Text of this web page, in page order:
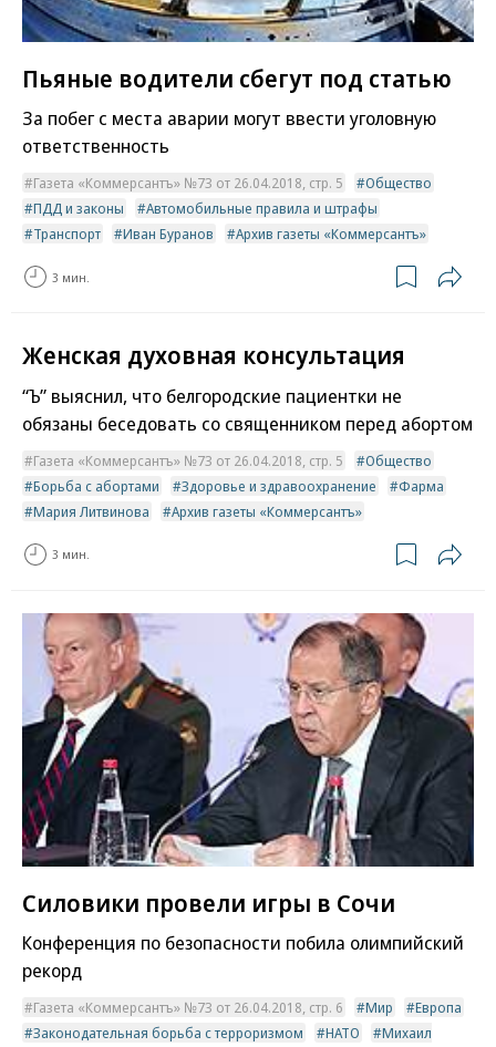
Пьяные водители сбегут под статью
За побег с места аварии могут ввести уголовную
ответственность
Газета «Коммерсантъ» №73 от 26.04.2018, стр. 5
Общество
ПДД и законы
Автомобильные правила и штрафы
Транспорт
Иван Буранов Архив газеты «Коммерсантъ»
3 мин.
Женская духовная консультация
“Ъ” выяснил, что белгородские пациентки не
обязаны беседовать со священником перед абортом
Газета «Коммерсантъ» №73 от 26.04.2018, стр. 5
Общество
Борьба с абортами
Здоровье и здравоохранение
Фарма
Мария Литвинова
Архив газеты «Коммерсантъ»
3 мин.
Силовики провели игры в Сочи
Конференция по безопасности побила олимпийский
рекорд
Газета «Коммерсантъ» №73 от 26.04.2018, стр. 6 Мир
Европа
Законодательная борьба с терроризмом
НАТО
Михаил